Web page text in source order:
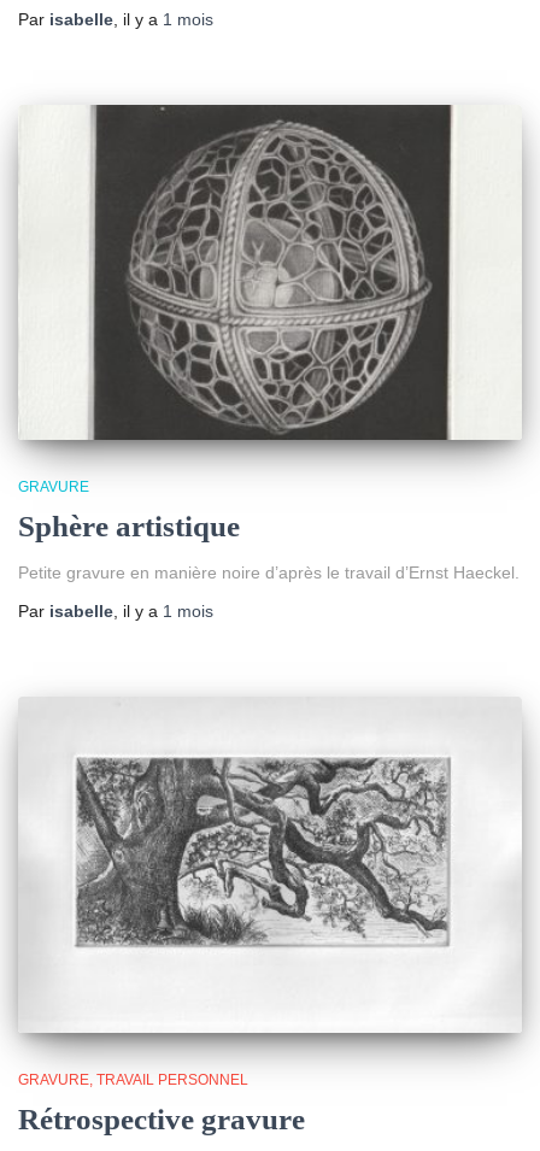
Par isabelle , il y a 1 mois
GRAVURE
Sphère artistique
Petite gravure en manière noire d’après le travail d’Ernst Haeckel.
Par isabelle, il y a 1 mois
GRAVURE TRAVAIL PERSONNEL
Rétrospective gravure